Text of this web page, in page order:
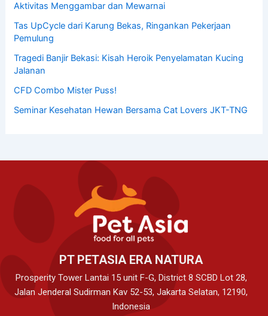
Aktivitas Menggambar dan Mewarnai
Tas UpCycle dari Karung Bekas, Ringankan Pekerjaan
Pemulung
Tragedi Banjir Bekasi: Kisah Heroik Penyelamatan Kucing
Jalanan
CFD Combo Mister Puss!
Seminar Kesehatan Hewan Bersama Cat Lovers JKT-TNG
PT PETASIA ERA NATURA
Prosperity Tower Lantai 15 unit F-G, District 8 SCBD Lot 28,
Jalan Jenderal Sudirman Kav 52-53, Jakarta Selatan, 12190,
Indonesia